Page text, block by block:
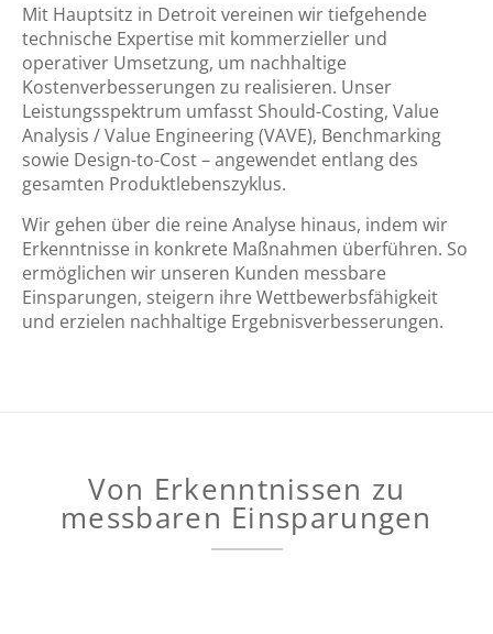
Mit Hauptsitz in Detroit vereinen wir tiefgehende
technische Expertise mit kommerzieller und
operativer Umsetzung, um nachhaltige
Kostenverbesserungen zu realisieren. Unser
Leistungsspektrum umfasst Should-Costing, Value
Analysis / Value Engineering (VAVE), Benchmarking
sowie Design-to-Cost – angewendet entlang des
gesamten Produktlebenszyklus.
Wir gehen über die reine Analyse hinaus, indem wir
Erkenntnisse in konkrete Maßnahmen überführen. So
ermöglichen wir unseren Kunden messbare
Einsparungen, steigern ihre Wettbewerbsfähigkeit
und erzielen nachhaltige Ergebnisverbesserungen.
Von Erkenntnissen zu
messbaren Einsparungen